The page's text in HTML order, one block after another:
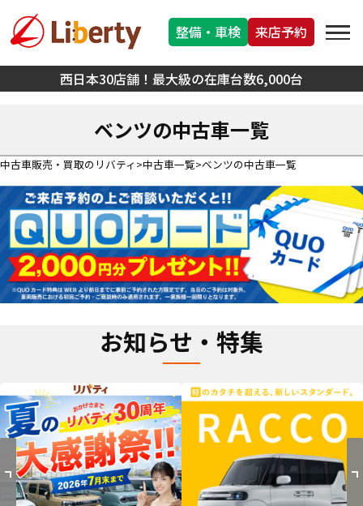
西日本30店舗！最大級の在庫台数6,000台
整備・車検 来店予約
ベンツの中古車一覧
中古車販売・買取のリバティ 中古車一覧 ベンツの中古車一覧
お知らせ・特集